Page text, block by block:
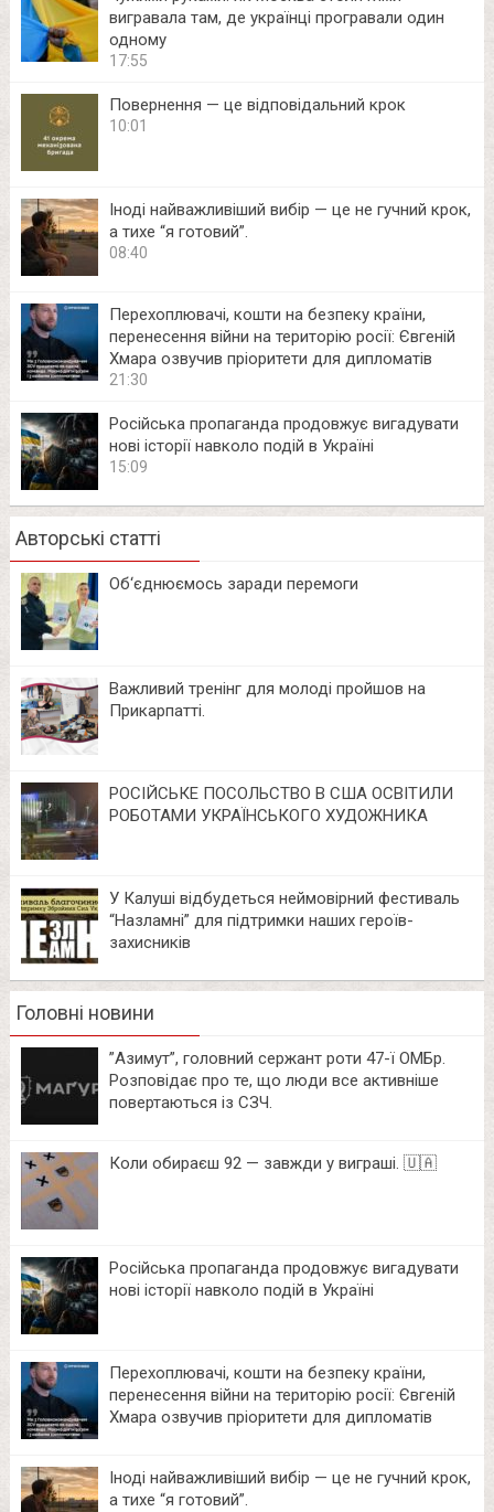
вигравала там, де українці програвали один
одному
17:55
Повернення — це відповідальний крок
10:01
Іноді найважливіший вибір — це не гучний крок,
а тихе “я готовий”.
08:40
Перехоплювачі, кошти на безпеку країни,
перенесення війни на територію росії: Євгеній
Хмара озвучив пріоритети для дипломатів
21:30
Російська пропаганда продовжує вигадувати
нові історії навколо подій в Україні
15:09
Авторські статті
Об‘єднюємось заради перемоги
Важливий тренінг для молоді пройшов на
Прикарпатті.
РОСІЙСЬКЕ ПОСОЛЬСТВО В США ОСВІТИЛИ
РОБОТАМИ УКРАЇНСЬКОГО ХУДОЖНИКА
У Калуші відбудеться неймовірний фестиваль
“Назламні” для підтримки наших героїв-
захисників
Головні новини
⁨”Азимут”, головний сержант роти 47-ї ОМБр.
Розповідає про те, що люди все активніше
повертаються із СЗЧ.
Коли обираєш 92 — завжди у виграші. 🇺🇦
Російська пропаганда продовжує вигадувати
нові історії навколо подій в Україні
Перехоплювачі, кошти на безпеку країни,
перенесення війни на територію росії: Євгеній
Хмара озвучив пріоритети для дипломатів
Іноді найважливіший вибір — це не гучний крок,
а тихе “я готовий”.